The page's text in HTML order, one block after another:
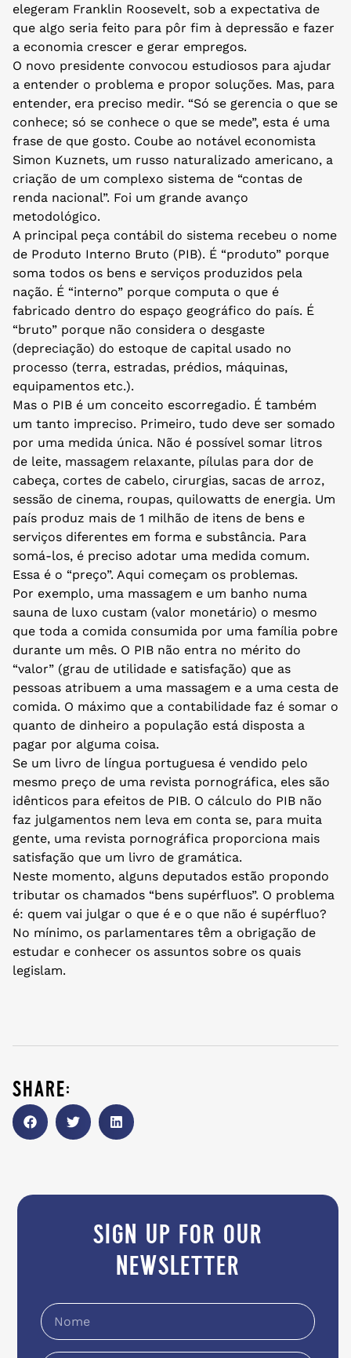
elegeram Franklin Roosevelt, sob a expectativa de
que algo seria feito para pôr fim à depressão e fazer
a economia crescer e gerar empregos.
O novo presidente convocou estudiosos para ajudar
a entender o problema e propor soluções. Mas, para
entender, era preciso medir. “Só se gerencia o que se
conhece; só se conhece o que se mede”, esta é uma
frase de que gosto. Coube ao notável economista
Simon Kuznets, um russo naturalizado americano, a
criação de um complexo sistema de “contas de
renda nacional”. Foi um grande avanço
metodológico.
A principal peça contábil do sistema recebeu o nome
de Produto Interno Bruto (PIB). É “produto” porque
soma todos os bens e serviços produzidos pela
nação. É “interno” porque computa o que é
fabricado dentro do espaço geográfico do país. É
“bruto” porque não considera o desgaste
(depreciação) do estoque de capital usado no
processo (terra, estradas, prédios, máquinas,
equipamentos etc.).
Mas o PIB é um conceito escorregadio. É também
um tanto impreciso. Primeiro, tudo deve ser somado
por uma medida única. Não é possível somar litros
de leite, massagem relaxante, pílulas para dor de
cabeça, cortes de cabelo, cirurgias, sacas de arroz,
sessão de cinema, roupas, quilowatts de energia. Um
país produz mais de 1 milhão de itens de bens e
serviços diferentes em forma e substância. Para
somá-los, é preciso adotar uma medida comum.
Essa é o “preço”. Aqui começam os problemas.
Por exemplo, uma massagem e um banho numa
sauna de luxo custam (valor monetário) o mesmo
que toda a comida consumida por uma família pobre
durante um mês. O PIB não entra no mérito do
“valor” (grau de utilidade e satisfação) que as
pessoas atribuem a uma massagem e a uma cesta de
comida. O máximo que a contabilidade faz é somar o
quanto de dinheiro a população está disposta a
pagar por alguma coisa.
Se um livro de língua portuguesa é vendido pelo
mesmo preço de uma revista pornográfica, eles são
idênticos para efeitos de PIB. O cálculo do PIB não
faz julgamentos nem leva em conta se, para muita
gente, uma revista pornográfica proporciona mais
satisfação que um livro de gramática.
Neste momento, alguns deputados estão propondo
tributar os chamados “bens supérfluos”. O problema
é: quem vai julgar o que é e o que não é supérfluo?
No mínimo, os parlamentares têm a obrigação de
estudar e conhecer os assuntos sobre os quais
legislam.
share:
sign up for our
newsletter